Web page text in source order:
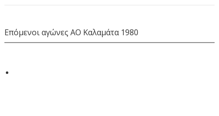
Επόμενοι αγώνες ΑΟ Καλαμάτα 1980